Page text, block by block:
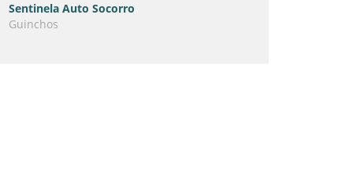
Sentinela Auto Socorro
Guinchos